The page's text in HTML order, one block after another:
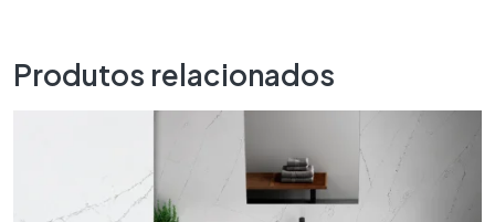
Produtos relacionados